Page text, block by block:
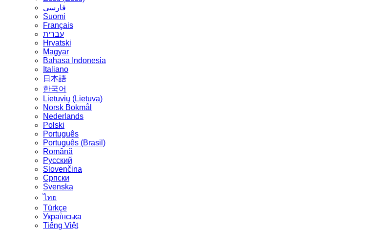
فارسی
Suomi
Français
עברית
Hrvatski
Magyar
Bahasa Indonesia
Italiano
日本語
한국어
Lietuvių (Lietuva)
‪Norsk Bokmål‬
Nederlands
Polski
Português
Português (Brasil)
Română
Русский
Slovenčina
Српски
Svenska
ไทย
Türkçe
Українська
Tiếng Việt